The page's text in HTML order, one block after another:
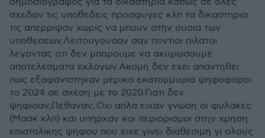
σχεδον τις υποθεδεις προσφυγες κλπ τα δικαστηρια
τις απερριψαν χωρις να μπουν στην ουσια των
υποθεσεων.Λειτουγουσαν σαν ποντιοι πιλατοι
λεγοντας οτι δεν μπορουμε να ακυρωσουμε
αποτελεσματα εκλογων.Ακομη δεν εχει απαντηθει
πως εξαφανιστηκαν μερικα εκατομμυρια ψηφοφοροι
το 2024 σε σχεση με το 2020.Γιατι δεν
ψηφισαν;Πεθαναν;.Οχι απλα ειχαν γνωση οι φυλακες
(Μασκ κλπ) και υπηρχαν και περιορισμοι στην χρηση
επιστολικης ψηφου που ειχε γινει διαθεσιμη γι ολους